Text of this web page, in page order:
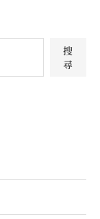
搜
尋